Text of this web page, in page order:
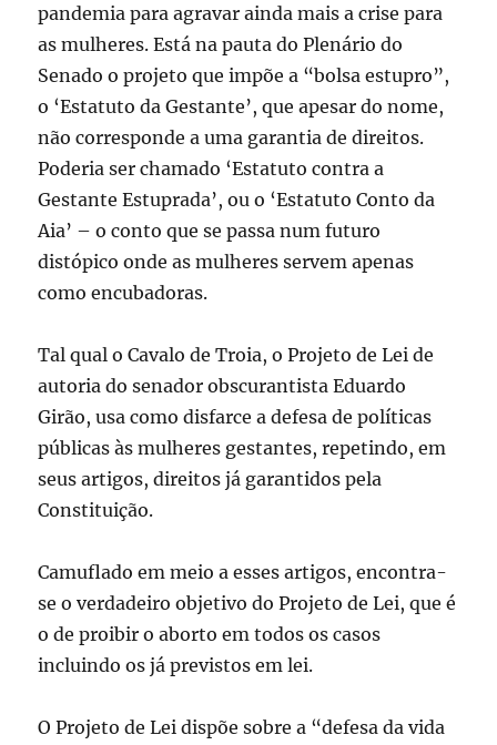
pandemia para agravar ainda mais a crise para
as mulheres. Está na pauta do Plenário do
Senado o projeto que impõe a “bolsa estupro”,
o ‘Estatuto da Gestante’, que apesar do nome,
não corresponde a uma garantia de direitos.
Poderia ser chamado ‘Estatuto contra a
Gestante Estuprada’, ou o ‘Estatuto Conto da
Aia’ – o conto que se passa num futuro
distópico onde as mulheres servem apenas
como encubadoras.
Tal qual o Cavalo de Troia, o Projeto de Lei de
autoria do senador obscurantista Eduardo
Girão, usa como disfarce a defesa de políticas
públicas às mulheres gestantes, repetindo, em
seus artigos, direitos já garantidos pela
Constituição.
Camuflado em meio a esses artigos, encontra-
se o verdadeiro objetivo do Projeto de Lei, que é
o de proibir o aborto em todos os casos
incluindo os já previstos em lei.
O Projeto de Lei dispõe sobre a “defesa da vida